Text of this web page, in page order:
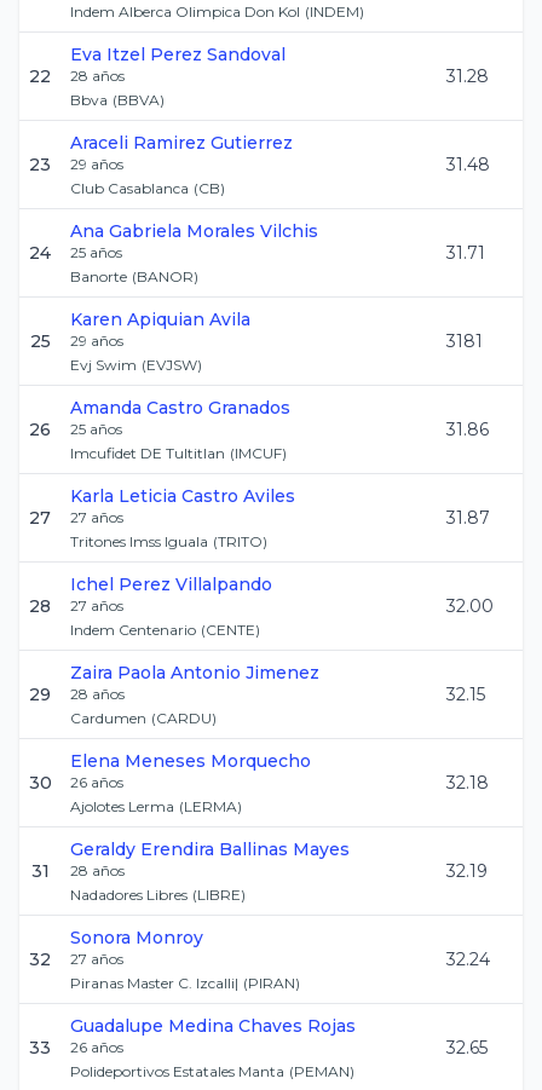
Indem Alberca Olimpica Don Kol (INDEM)
22
Eva Itzel Perez Sandoval
28 años
Bbva (BBVA)
31.28
23
Araceli Ramirez Gutierrez
29 años
Club Casablanca (CB)
31.48
24
Ana Gabriela Morales Vilchis
25 años
Banorte (BANOR)
31.71
25
Karen Apiquian Avila
29 años
Evj Swim (EVJSW)
3181
26
Amanda Castro Granados
25 años
Imcufidet DE Tultitlan (IMCUF)
31.86
27
Karla Leticia Castro Aviles
27 años
Tritones Imss Iguala (TRITO)
31.87
28
Ichel Perez Villalpando
27 años
Indem Centenario (CENTE)
32.00
29
Zaira Paola Antonio Jimenez
28 años
Cardumen (CARDU)
32.15
30
Elena Meneses Morquecho
26 años
Ajolotes Lerma (LERMA)
32.18
31
Geraldy Erendira Ballinas Mayes
28 años
Nadadores Libres (LIBRE)
32.19
32
Sonora Monroy
27 años
Piranas Master C. Izcalli| (PIRAN)
32.24
33
Guadalupe Medina Chaves Rojas
26 años
Polideportivos Estatales Manta (PEMAN)
32.65